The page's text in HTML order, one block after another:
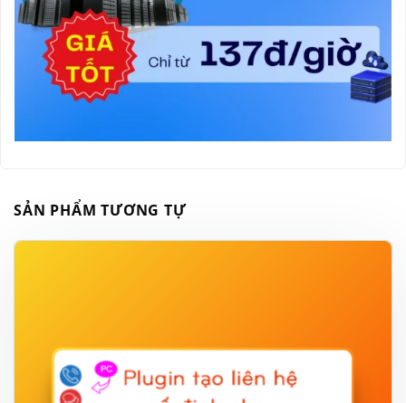
SẢN PHẨM TƯƠNG TỰ